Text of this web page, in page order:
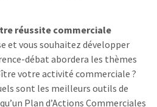
réussite commerciale
et vous souhaitez développer
débat abordera les thèmes
votre activité commerciale ?
sont les meilleurs outils de
Plan d’Actions Commerciales